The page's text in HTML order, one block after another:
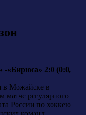
-«Бирюса» 2:0 (0:0,
в Можайске в
матче регулярного
России по хоккею